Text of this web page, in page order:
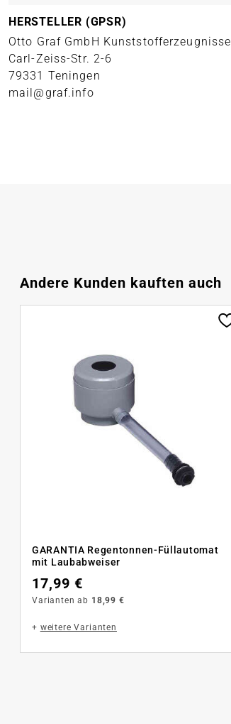
HERSTELLER (GPSR)
Otto Graf GmbH Kunststofferzeugnisse
Carl-Zeiss-Str. 2-6
79331 Teningen
mail@graf.info
Produktgalerie überspringen
Andere Kunden kauften auch
GARANTIA Regentonnen-Füllautomat
mit Laubabweiser
17,99 €
Varianten ab 18,99 €
+ weitere Varianten